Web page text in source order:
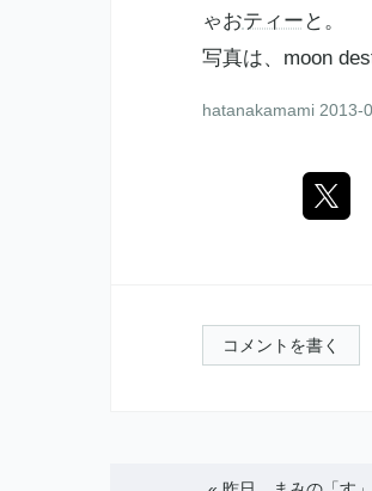
ゃおティー と。
写真は、moon
hatanakamami 2013-
コメントを書く